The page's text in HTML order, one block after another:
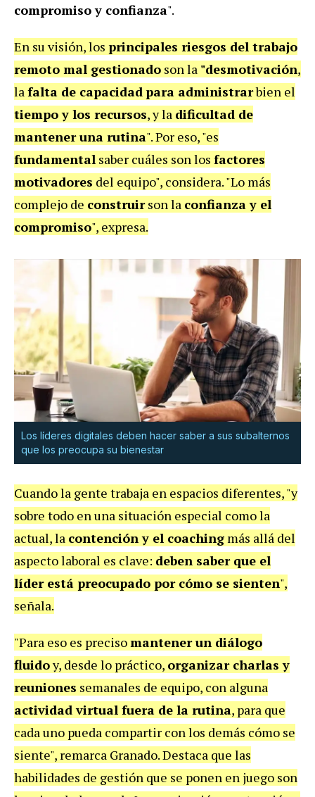
compromiso y confianza".
En su visión, los principales riesgos del trabajo
remoto mal gestionado son la "desmotivación,
lafalta de capacidadpara administrarbien el
tiempo y los recursos, y la dificultad de
mantener una rutina". Por eso, "es
fundamental saber cuáles son los factores
motivadores del equipo", considera. "Lo más
complejo de construirson la confianza y el
compromiso", expresa.
Los líderes digitales deben hacer saber a sus subalternos
que los preocupa su bienestar
Cuando la gente trabaja en espacios diferentes, "y
sobre todo en una situación especial como la
actual, la contención y el coaching más allá del
aspecto laboral es clave: deben saber que el
líder está preocupado por cómo se sienten",
señala.
"Para eso es precisomantener un diálogo
fluidoy, desde lo práctico, organizar charlas y
reuniones semanales de equipo, con alguna
actividad virtual fuera de la rutina, para que
cada uno pueda compartir con los demás cómo se
siente", remarca Granado. Destaca que las
habilidades de gestión que se ponen en juego son